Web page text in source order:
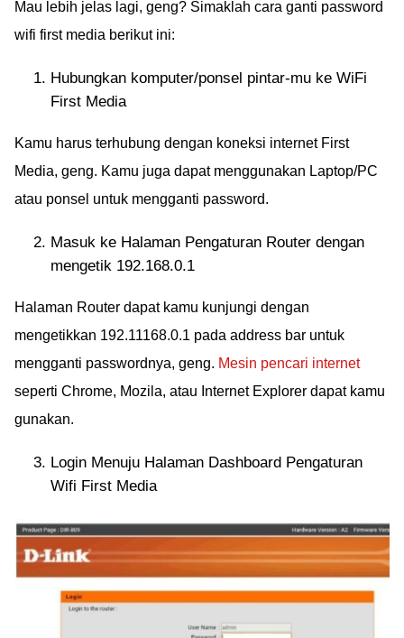
Mau lebih jelas lagi, geng? Simaklah cara ganti password
wifi first media berikut ini:
Hubungkan komputer/ponsel pintar-mu ke WiFi
First Media
Kamu harus terhubung dengan koneksi internet First
Media, geng. Kamu juga dapat menggunakan Laptop/PC
atau ponsel untuk mengganti password.
Masuk ke Halaman Pengaturan Router dengan
mengetik 192.168.0.1
Halaman Router dapat kamu kunjungi dengan
mengetikkan 192.11168.0.1 pada address bar untuk
mengganti passwordnya, geng. Mesin pencari internet
seperti Chrome, Mozila, atau Internet Explorer dapat kamu
gunakan.
Login Menuju Halaman Dashboard Pengaturan
Wifi First Media